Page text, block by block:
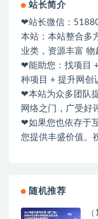
站长简介
❤站长微信：
本站：本站整合多
业类，资源丰富 物
❤能助您：找项目
种项目 + 提升网创
❤本站为众多团队
网络之门，广受好
❤如果您也依存于
您提供丰盛价值。
随机推荐